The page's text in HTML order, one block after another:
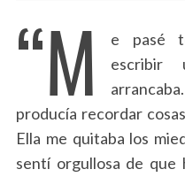
“M
e pasé
escribir
producía recordar
Ella me quitaba los
sentí orgullosa de que